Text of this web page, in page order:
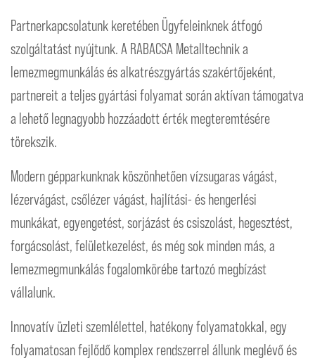
Partnerkapcsolatunk keretében Ügyfeleinknek átfogó
szolgáltatást nyújtunk. A RABACSA Metalltechnik a
lemezmegmunkálás és alkatrészgyártás szakértőjeként,
partnereit a teljes gyártási folyamat során aktívan támogatva
a lehető legnagyobb hozzáadott érték megteremtésére
törekszik.
Modern gépparkunknak köszönhetően vízsugaras vágást,
lézervágást, csőlézer vágást, hajlítási- és hengerlési
munkákat, egyengetést, sorjázást és csiszolást, hegesztést,
forgácsolást, felületkezelést, és még sok minden más, a
lemezmegmunkálás fogalomkörébe tartozó megbízást
vállalunk.
Innovatív üzleti szemlélettel, hatékony folyamatokkal, egy
folyamatosan fejlődő komplex rendszerrel állunk meglévő és